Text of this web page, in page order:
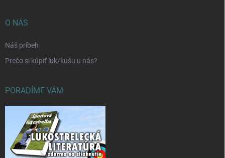
O NÁS
Náš príbeh
Prečo si kúpiť luk/kušu u nás?
PORADÍME VÁM